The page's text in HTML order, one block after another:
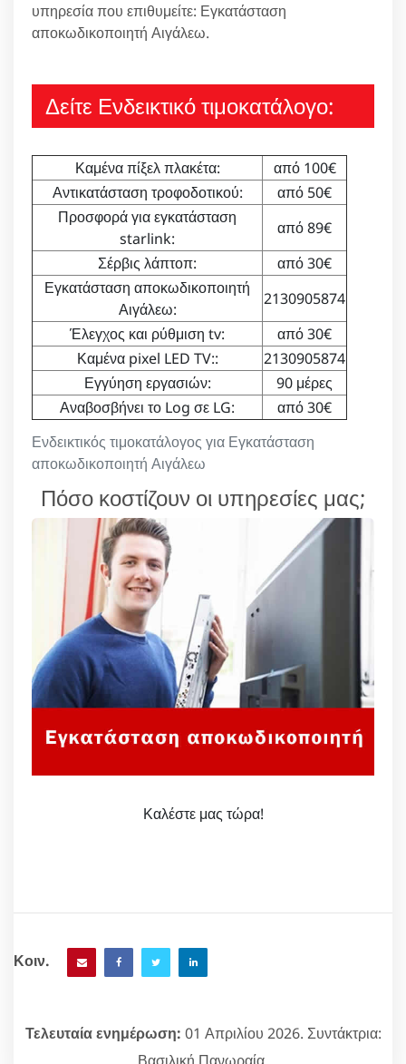
υπηρεσία που επιθυμείτε: Εγκατάσταση
αποκωδικοποιητή Αιγάλεω.
Δείτε Ενδεικτικό τιμοκατάλογο:
Ενδεικτικός τιμοκατάλογος για Εγκατάσταση
αποκωδικοποιητή Αιγάλεω
Καμένα πίξελ πλακέτα:
από 100€
Αντικατάσταση τροφοδοτικού:
από 50€
Προσφορά για εγκατάσταση
starlink:
από 89€
Σέρβις λάπτοπ:
από 30€
Εγκατάσταση αποκωδικοποιητή
Αιγάλεω:
2130905874
Έλεγχος και ρύθμιση tv:
από 30€
Καμένα pixel LED TV::
2130905874
Εγγύηση εργασιών:
90 μέρες
Αναβοσβήνει το Log σε LG:
από 30€
Πόσο κοστίζουν οι υπηρεσίες μας;
Καλέστε μας τώρα!
Κοιν.
Τελευταία ενημέρωση: 01 Απριλίου 2026. Συντάκτρια:
Βασιλική Πανωραία.